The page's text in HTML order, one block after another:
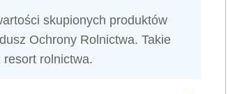
skupionych produktów
Ochrony Rolnictwa. Takie
rolnictwa.